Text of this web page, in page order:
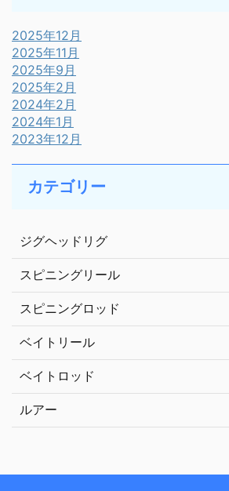
2025年12月
2025年11月
2025年9月
2025年2月
2024年2月
2024年1月
2023年12月
カテゴリー
ジグヘッドリグ
スピニングリール
スピニングロッド
ベイトリール
ベイトロッド
ルアー